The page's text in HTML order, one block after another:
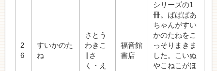
2
6
すいかのた
ね
さとう
わきこ
∥さ
く・え
福音館
書店
シリーズの1
冊。ばばばあ
ちゃんがすい
かのたねをこ
っそりまきま
した。こいぬ
やこねこがほ